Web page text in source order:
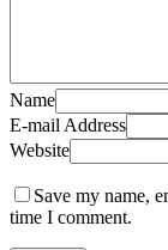
Name
E-mail Address
Website
Save my name,
time I comment.